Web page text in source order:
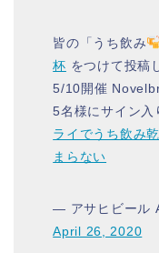
皆の「うち飲み
杯 をつけて投稿
5/10開催
5名様にサイン入
ライでうち飲み
まらない
— アサヒビール
April 26, 2020